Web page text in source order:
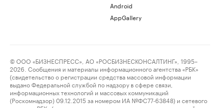
Android
AppGallery
© ООО «БИЗНЕСПРЕСС», АО «РОСБИЗНЕСКОНСАЛТИНГ», 1995–
2026. Сообщения и материалы информационного агентства «РБК»
(свидетельство о регистрации средства массовой информации
выдано Федеральной службой по надзору в сфере связи,
информационных технологий и массовых коммуникаций
(Роскомнадзор) 09.12.2015 за номером ИА №ФС77-63848) и сетевого